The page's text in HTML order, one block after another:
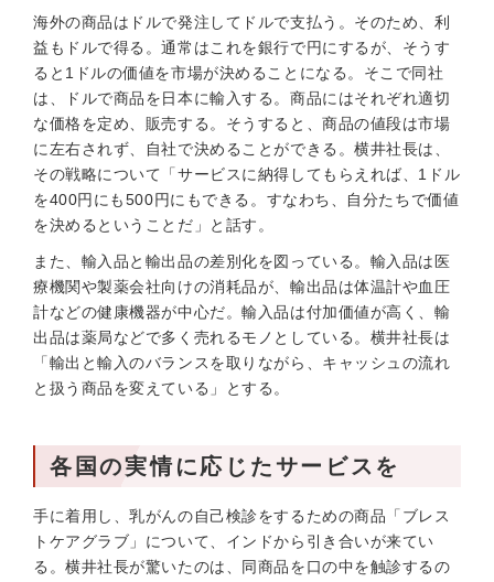
海外の商品はドルで発注してドルで支払う。そのため、利
益もドルで得る。通常はこれを銀行で円にするが、そうす
ると1ドルの価値を市場が決めることになる。そこで同社
は、ドルで商品を日本に輸入する。商品にはそれぞれ適切
な価格を定め、販売する。そうすると、商品の値段は市場
に左右されず、自社で決めることができる。横井社長は、
その戦略について「サービスに納得してもらえれば、1ドル
を400円にも500円にもできる。すなわち、自分たちで価値
を決めるということだ」と話す。
また、輸入品と輸出品の差別化を図っている。輸入品は医
療機関や製薬会社向けの消耗品が、輸出品は体温計や血圧
計などの健康機器が中心だ。輸入品は付加価値が高く、輸
出品は薬局などで多く売れるモノとしている。横井社長は
「輸出と輸入のバランスを取りながら、キャッシュの流れ
と扱う商品を変えている」とする。
各国の実情に応じたサービスを
手に着用し、乳がんの自己検診をするための商品「ブレス
トケアグラブ」について、インドから引き合いが来てい
る。横井社長が驚いたのは、同商品を口の中を触診するの